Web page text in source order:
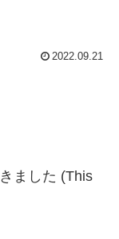
2022.09.21
きました (This